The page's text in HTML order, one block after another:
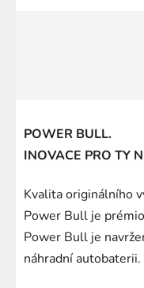
POWER BULL.
INOVACE PRO TY
Kvalita originálního
Power Bull je
Power Bull je
náhradní autobaterii.